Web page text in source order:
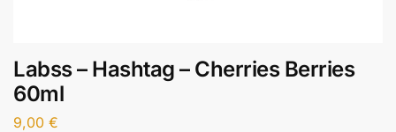
Labss – Hashtag – Cherries Berries
60ml
9,00 €